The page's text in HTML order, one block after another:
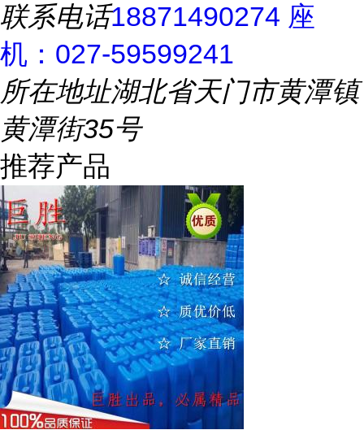
联系电话18871490274 座
机：027-59599241
所在地址湖北省天门市黄潭镇
黄潭街35号
推荐产品